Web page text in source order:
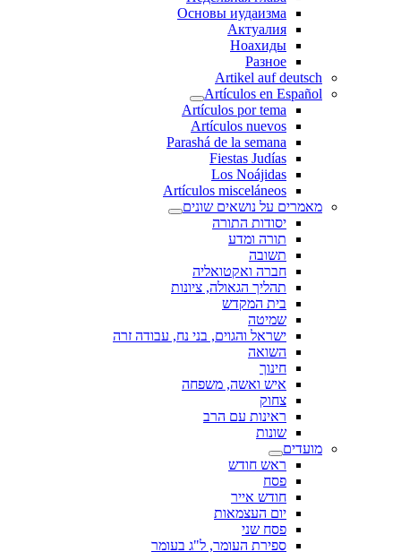
Основы иудаизма
Актуалия
Ноахиды
Разное
Artikel auf deutsch
Artículos en Español
Artículos por tema
Artículos nuevos
Parashá de la semana
Fiestas Judías
Los Noájidas
Artículos misceláneos
מאמרים על נושאים שונים
יסודות התורה
תורה ומדע
תשובה
חברה ואקטואליה
תהליך הגאולה, ציונות
בית המקדש
שמיטה
ישראל והגוים, בני נח, עבודה זרה
השואה
חינוך
איש ואשה, משפחה
צחוק
ראינות עם הרב
שונות
מועדים
ראש חודש
פסח
חודש אייר
יום העצמאות
פסח שני
ספירת העומר, ל"ג בעומר